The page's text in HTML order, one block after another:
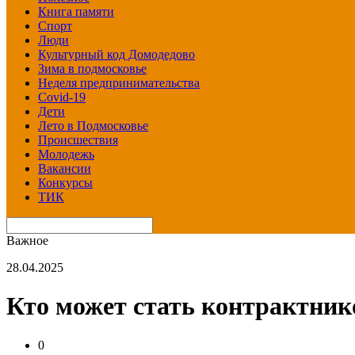
Книга памяти
Спорт
Люди
Культурный код Домодедово
Зима в подмосковье
Неделя предпринимательства
Covid-19
Дети
Лето в Подмосковье
Происшествия
Молодежь
Вакансии
Конкурсы
ТИК
Важное
28.04.2025
Кто может стать
0